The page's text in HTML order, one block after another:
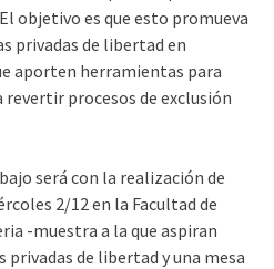
objetivo es que esto promueva
privadas de libertad en
aporten herramientas para
procesos de exclusión
será con la realización de
2/12 en la Facultad de
-muestra a la que aspiran
de libertad y una mesa